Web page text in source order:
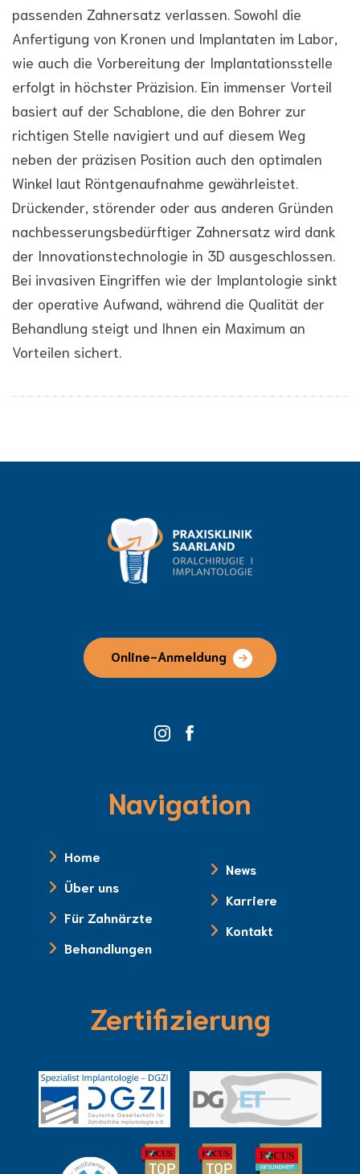
passenden Zahnersatz verlassen. Sowohl die
Anfertigung von Kronen und Implantaten im Labor,
wie auch die Vorbereitung der Implantationsstelle
erfolgt in höchster Präzision. Ein immenser Vorteil
basiert auf der Schablone, die den Bohrer zur
richtigen Stelle navigiert und auf diesem Weg
neben der präzisen Position auch den optimalen
Winkel laut Röntgenaufnahme gewährleistet.
Drückender, störender oder aus anderen Gründen
nachbesserungsbedürftiger Zahnersatz wird dank
der Innovationstechnologie in 3D ausgeschlossen.
Bei invasiven Eingriffen wie der Implantologie sinkt
der operative Aufwand, während die Qualität der
Behandlung steigt und Ihnen ein Maximum an
Vorteilen sichert.
Online-Anmeldung
Navigation
Home
Über uns
Für Zahnärzte
Behandlungen
News
Karriere
Kontakt
Zertifizierung